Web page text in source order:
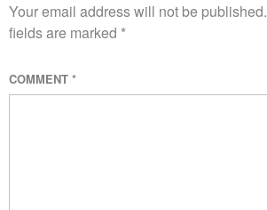
Your email address will not be published.
fields are marked *
COMMENT *